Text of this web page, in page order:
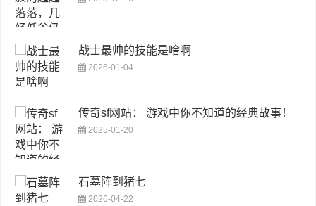
战士最帅的技能是啥啊
2026-01-04
传奇sf网站： 游戏中你不知道的经典故事！
2025-01-20
石墓阵到猪七
2026-04-22